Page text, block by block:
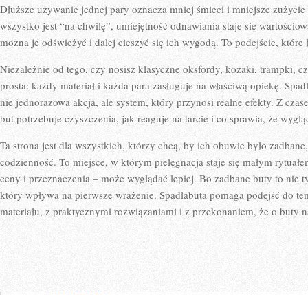
Dłuższe używanie jednej pary oznacza mniej śmieci i mniejsze
wszystko jest “na chwilę”, umiejętność odnawiania staje się
można je odświeżyć i dalej cieszyć się ich wygodą. To podejście, które
Niezależnie od tego, czy nosisz klasyczne oksfordy, kozaki, trampki,
prosta: każdy materiał i każda para zasługuje na właściwą opiekę.
nie jednorazowa akcja, ale system, który przynosi realne efekty. Z
but potrzebuje czyszczenia, jak reaguje na tarcie i co sprawia, że
Ta strona jest dla wszystkich, którzy chcą, by ich obuwie było
codzienność. To miejsce, w którym pielęgnacja staje się małym
ceny i przeznaczenia – może wyglądać lepiej. Bo zadbane buty to nie
który wpływa na pierwsze wrażenie. Spadlabuta pomaga podejść do
materiału, z praktycznymi rozwiązaniami i z przekonaniem, że o buty